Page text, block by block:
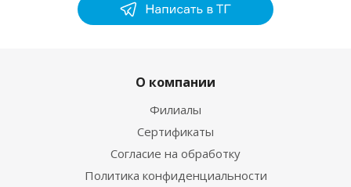
О компании
Филиалы
Сертификаты
Согласие на обработку
Политика конфиденциальности